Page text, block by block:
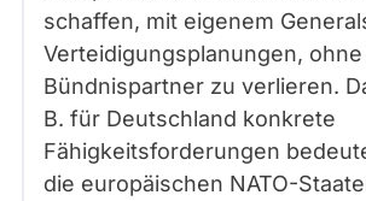
schaffen, mit eigenem
Verteidigungsplanungen, ohne
Bündnispartner zu verlieren.
B. für Deutschland konkrete
Fähigkeitsforderungen
die europäischen NATO-